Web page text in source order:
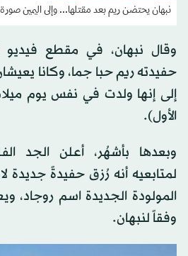
نبهان يحتضن ريم بعد مقتلها... وإلى اليمين
وقال نبهان، في مقطع
حفيدته ريم حبا جما، وكانا
الأول).
وبعدها بأشهُر، أعلن الجد
لمتابعيه أنه رُزق حفيدةً جديدة
المولودة الجديدة اسم روجاد،
وفقاً لنبهان.